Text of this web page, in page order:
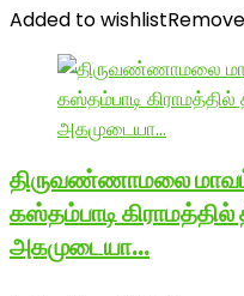
Added to wishlist
திருவண்ணாமலை
கஸ்தம்பாடி
அகமுடையா…